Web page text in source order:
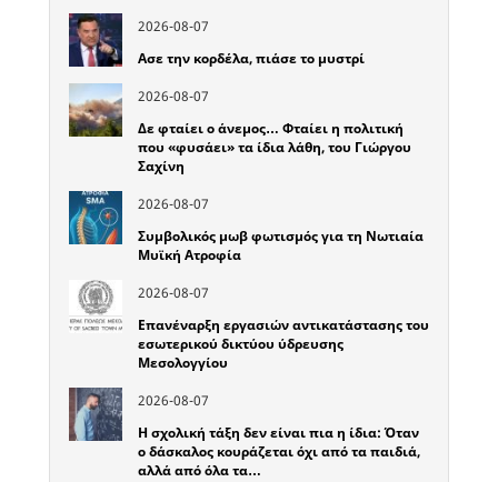
2026-08-07
Ασε την κορδέλα, πιάσε το μυστρί
2026-08-07
Δε φταίει ο άνεμος… Φταίει η πολιτική
που «φυσάει» τα ίδια λάθη, του Γιώργου
Σαχίνη
2026-08-07
Συμβολικός μωβ φωτισμός για τη Νωτιαία
Μυϊκή Ατροφία
2026-08-07
Επανέναρξη εργασιών αντικατάστασης του
εσωτερικού δικτύου ύδρευσης
Μεσολογγίου
2026-08-07
Η σχολική τάξη δεν είναι πια η ίδια: Όταν
ο δάσκαλος κουράζεται όχι από τα παιδιά,
αλλά από όλα τα…